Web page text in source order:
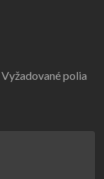
Vyžadované polia